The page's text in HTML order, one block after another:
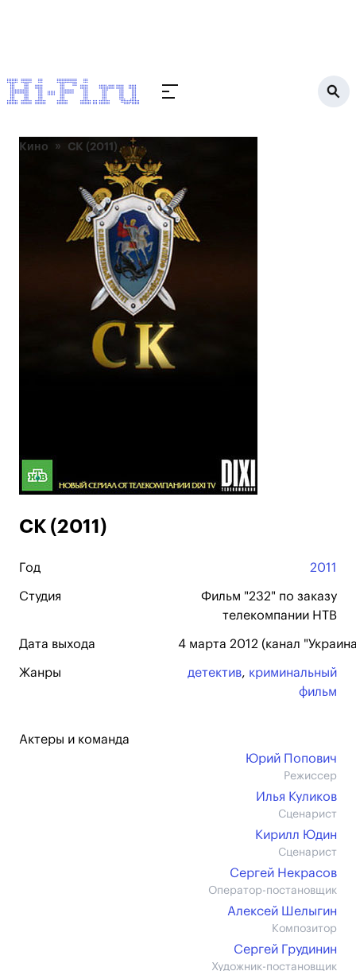
Кино СК (2011)
СК (2011)
Год 2011
Студия
Фильм "232" по заказу
телекомпании НТВ
Дата выхода 4 марта 2012 (канал
Жанры детектив, криминальный
фильм
Актеры и команда
Юрий Попович
Режиссер
Илья Куликов
Сценарист
Кирилл Юдин
Сценарист
Сергей Некрасов
Оператор-постановщик
Алексей Шелыгин
Композитор
Сергей Грудинин
Художник-постановщик